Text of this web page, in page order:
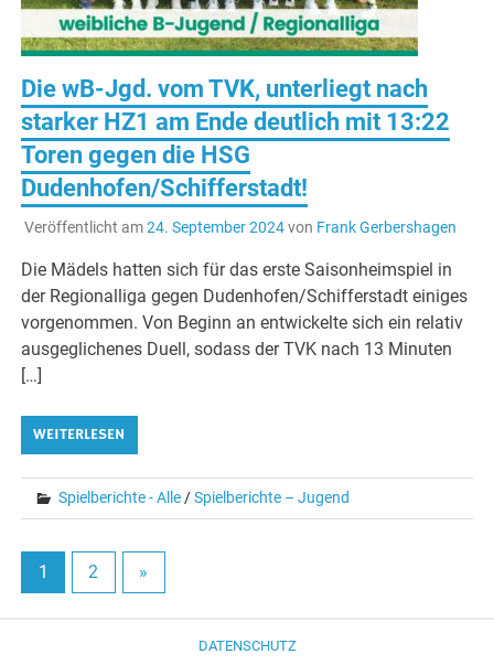
Die wB-Jgd. vom TVK, unterliegt nach
starker HZ1 am Ende deutlich mit 13:22
Toren gegen die HSG
Dudenhofen/Schifferstadt!
Veröffentlicht am24. September 2024von Frank Gerbershagen
Die Mädels hatten sich für das erste Saisonheimspiel in
der Regionalliga gegen Dudenhofen/Schifferstadt einiges
vorgenommen. Von Beginn an entwickelte sich ein relativ
ausgeglichenes Duell, sodass der TVK nach 13 Minuten
[…]
WEITERLESEN
Spielberichte - Alle /Spielberichte – Jugend
1 2 »
DATENSCHUTZ